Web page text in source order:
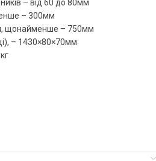
– від 60 до 80мм
– 300мм
щонайменше – 750мм
– 1430×80×70мм